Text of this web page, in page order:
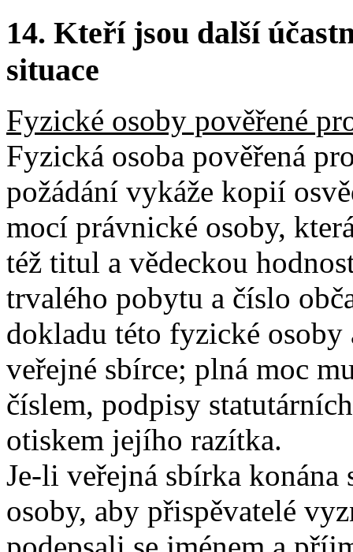
14. Kteří jsou další
situace
Fyzické osoby pověřené
Fyzická osoba pověřená
požádání vykáže kopií
mocí právnické osoby,
též titul a vědeckou
trvalého pobytu a číslo
dokladu této fyzické osoby
veřejné sbírce; plná moc
číslem, podpisy
otiskem jejího razítka.
Je-li veřejná sbírka
osoby, aby přispěvatelé